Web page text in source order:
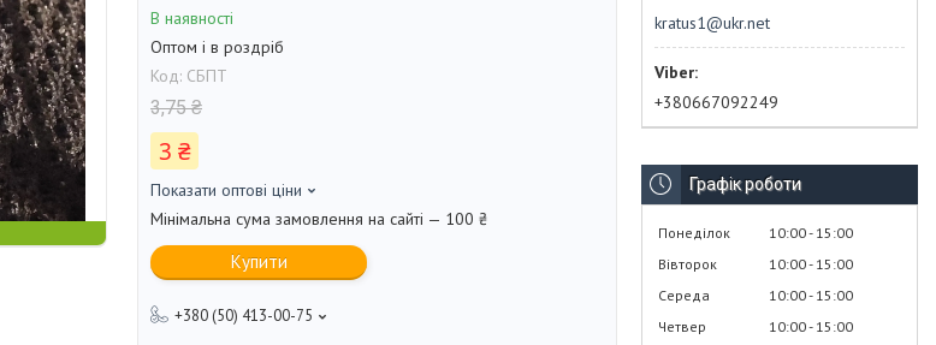
В наявності
Оптом і в роздріб
Код: СБПТ
3,75 ₴
3 ₴
Показати оптові ціни
Мінімальна сума замовлення на сайті — 100 ₴
Купити
+380 (50) 413-00-75
kratus1@ukr.net
+380667092249
Графік роботи
Понеділок 10:00 15:00
Вівторок
10:00 15:00
Середа
10:00 15:00
Четвер
10:00 15:00